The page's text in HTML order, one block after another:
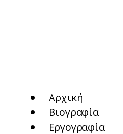
Αρχική
Βιογραφία
Εργογραφία